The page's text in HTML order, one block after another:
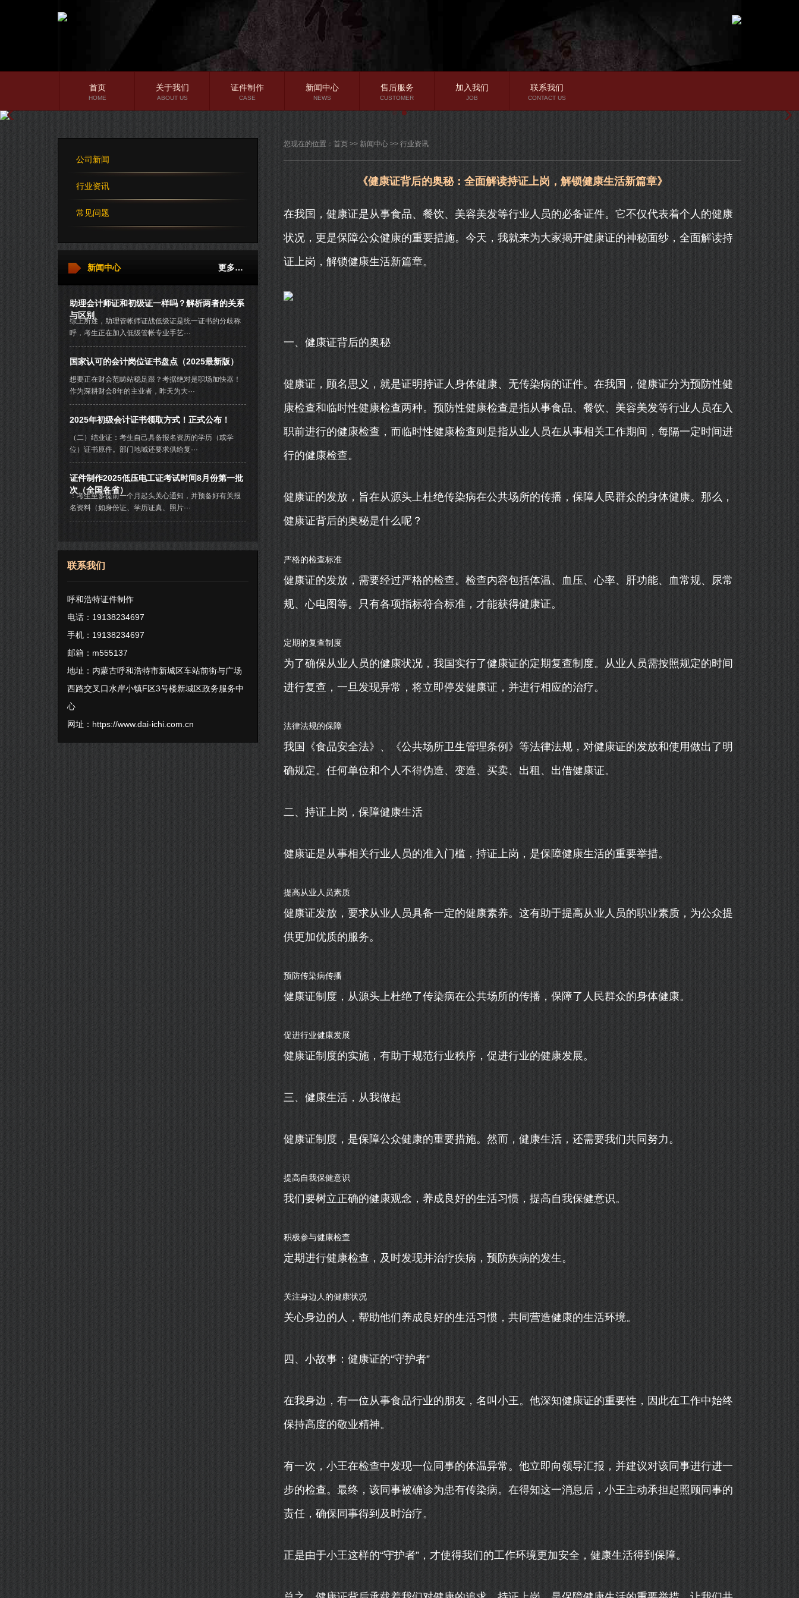
行业资讯
常见问题
首页
HOME
关于我们
ABOUT US
证件制作
CASE
新闻中心
NEWS
售后服务
CUSTOMER
加入我们
JOB
联系我们
CONTACT US
公司新闻
行业资讯
常见问题
更多…
新闻中心
助理会计师证和初级证一样吗？解析两者的关系
与区别
综上所述，助理管帐师证战低级证是统一证书的分歧称
呼，考生正在加入低级管帐专业手艺···
国家认可的会计岗位证书盘点（2025最新版）
想要正在财会范畴站稳足跟？考据绝对是职场加快器！
作为深耕财会8年的主业者，昨天为大···
2025年初级会计证书领取方式！正式公布！
（二）结业证：考生自己具备报名资历的学历（或学
位）证书原件。部门地域还要求供给复···
证件制作2025低压电工证考试时间8月份第一批
次（全国各省）
：考生至多提前一个月起头关心通知，并预备好有关报
名资料（如身份证、学历证真、照片···
联系我们
呼和浩特证件制作
电话：19138234697
手机：19138234697
邮箱：m555137
地址：内蒙古呼和浩特市新城区车站前街与广场
西路交叉口水岸小镇F区3号楼新城区政务服务中
心
网址： https://www.dai-ichi.com.cn
您现在的位置： 首页 >> 新闻中心 >> 行业资讯
《健康证背后的奥秘：全面解读持证上岗，解锁健康生活新篇章》
在我国，健康证是从事食品、餐饮、美容美发等行业人员的必备证件。它不仅代表着个人的健康
状况，更是保障公众健康的重要措施。今天，我就来为大家揭开健康证的神秘面纱，全面解读持
证上岗，解锁健康生活新篇章。
一、健康证背后的奥秘
健康证，顾名思义，就是证明持证人身体健康、无传染病的证件。在我国，健康证分为预防性健
康检查和临时性健康检查两种。预防性健康检查是指从事食品、餐饮、美容美发等行业人员在入
职前进行的健康检查，而临时性健康检查则是指从业人员在从事相关工作期间，每隔一定时间进
行的健康检查。
健康证的发放，旨在从源头上杜绝传染病在公共场所的传播，保障人民群众的身体健康。那么，
健康证背后的奥秘是什么呢？
严格的检查标准
健康证的发放，需要经过严格的检查。检查内容包括体温、血压、心率、肝功能、血常规、尿常
规、心电图等。只有各项指标符合标准，才能获得健康证。
定期的复查制度
为了确保从业人员的健康状况，我国实行了健康证的定期复查制度。从业人员需按照规定的时间
进行复查，一旦发现异常，将立即停发健康证，并进行相应的治疗。
法律法规的保障
我国《食品安全法》、《公共场所卫生管理条例》等法律法规，对健康证的发放和使用做出了明
确规定。任何单位和个人不得伪造、变造、买卖、出租、出借健康证。
二、持证上岗，保障健康生活
健康证是从事相关行业人员的准入门槛，持证上岗，是保障健康生活的重要举措。
提高从业人员素质
健康证发放，要求从业人员具备一定的健康素养。这有助于提高从业人员的职业素质，为公众提
供更加优质的服务。
预防传染病传播
健康证制度，从源头上杜绝了传染病在公共场所的传播，保障了人民群众的身体健康。
促进行业健康发展
健康证制度的实施，有助于规范行业秩序，促进行业的健康发展。
三、健康生活，从我做起
健康证制度，是保障公众健康的重要措施。然而，健康生活，还需要我们共同努力。
提高自我保健意识
我们要树立正确的健康观念，养成良好的生活习惯，提高自我保健意识。
积极参与健康检查
定期进行健康检查，及时发现并治疗疾病，预防疾病的发生。
关注身边人的健康状况
关心身边的人，帮助他们养成良好的生活习惯，共同营造健康的生活环境。
四、小故事：健康证的“守护者”
在我身边，有一位从事食品行业的朋友，名叫小王。他深知健康证的重要性，因此在工作中始终
保持高度的敬业精神。
有一次，小王在检查中发现一位同事的体温异常。他立即向领导汇报，并建议对该同事进行进一
步的检查。最终，该同事被确诊为患有传染病。在得知这一消息后，小王主动承担起照顾同事的
责任，确保同事得到及时治疗。
正是由于小王这样的“守护者”，才使得我们的工作环境更加安全，健康生活得到保障。